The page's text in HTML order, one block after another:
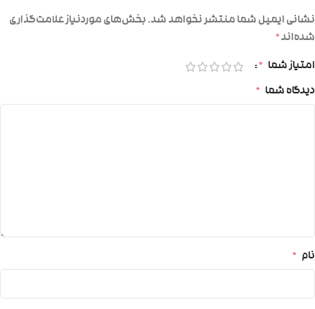
نشانی ایمیل شما منتشر نخواهد شد.بخش‌های موردنیاز علامت‌گذاری
شده‌اند*
امتیاز شما *
دیدگاه شما *
نام *